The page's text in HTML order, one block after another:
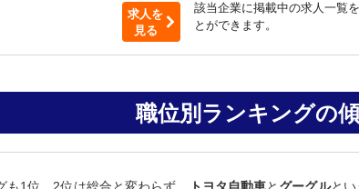
求人を
見る
該当企業に掲載中の求人一覧
とができます。
職位別ランキングの